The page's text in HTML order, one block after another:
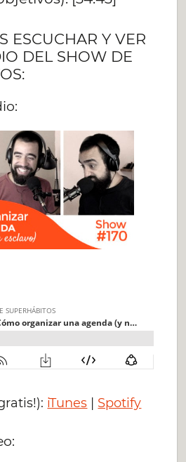
ESCUCHAR Y VER
DEL SHOW DE
iTunes Spotify